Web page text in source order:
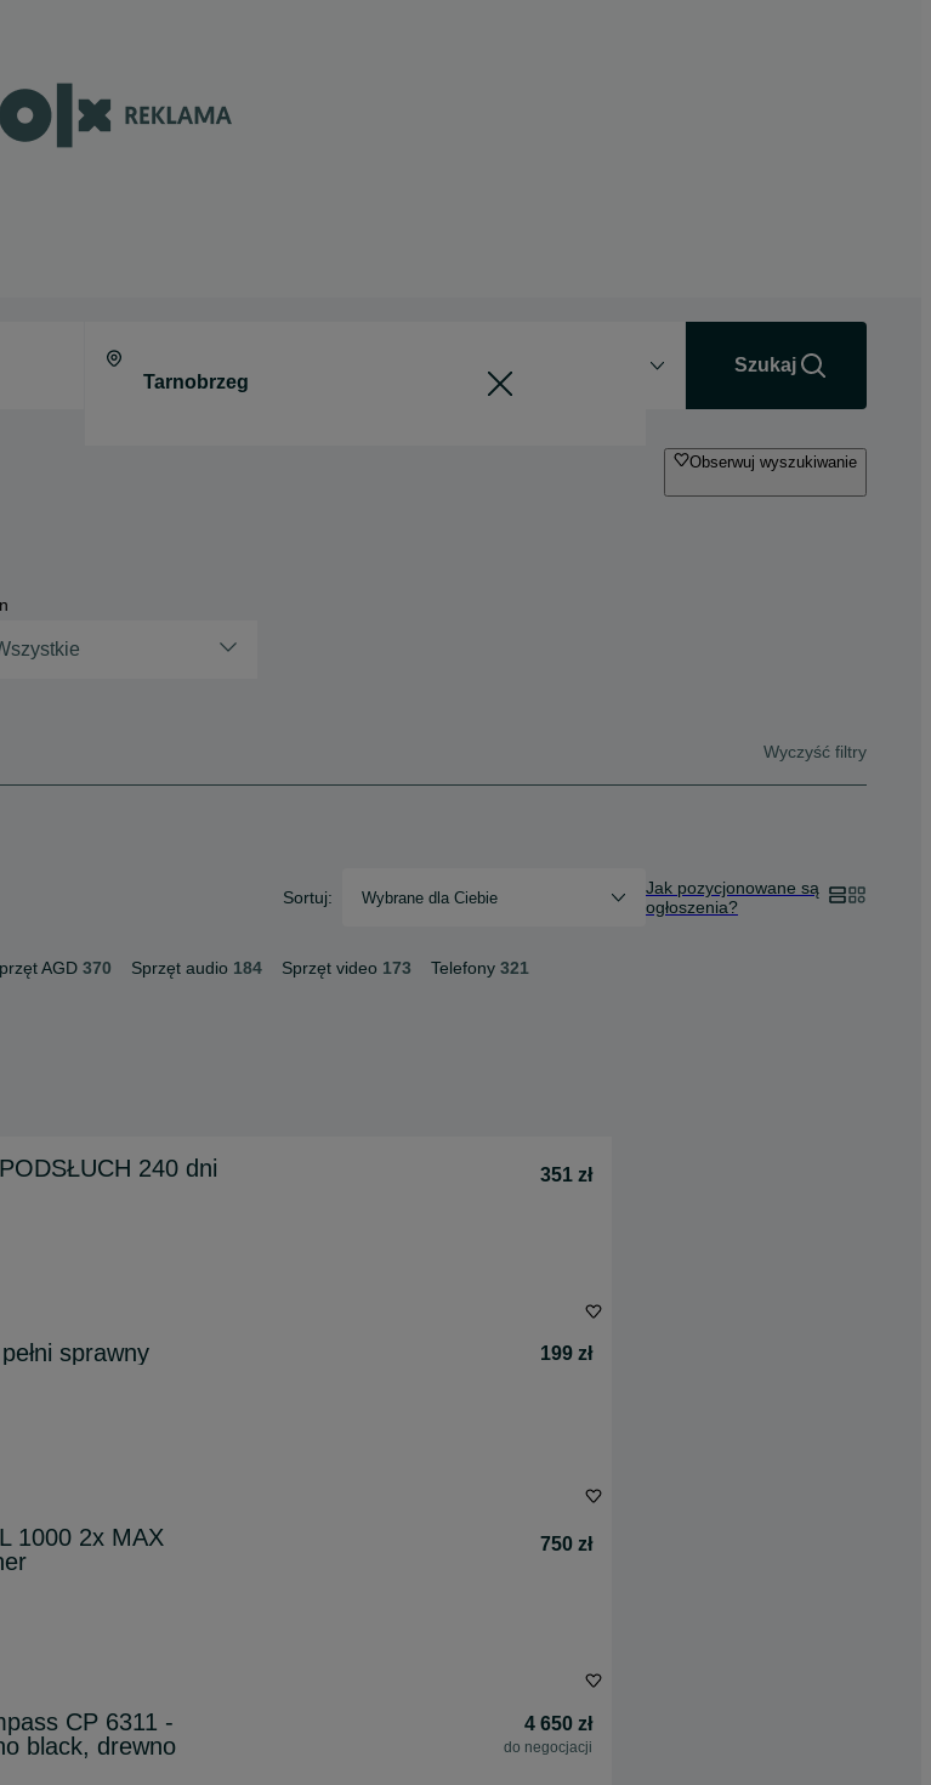
Szukaj
Obserwuj wyszukiwanie
Wyczyść filtry
Sortuj: Wybrane dla Ciebie
Jak pozycjonowane są
ogłoszenia?
AGD 370 Sprzęt audio 184 Sprzęt video 173 Telefony 321
240 dni
351 zł
sprawny
199 zł
1000 2x MAX
750 zł
CP 6311 -
black, drewno
4 650 zł
do negocjacji